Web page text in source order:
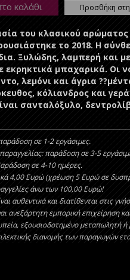
καλάθι Προσθήκη
του κλασικού αρώματος
το 2018. Η
Ξυλώδης, λαμπερή και
εκρηκτικά μπαχαρικά. Οι
λεμόνι και άγρια
κόλιανδρος και
σανταλόξυλο,
σε 1-2 εργάσιμες.
παράδοση σε 3-5
σε 4-10 ημέρες.
4,00 Ευρώ (χρέωση 5 Ευρώ σε
άνω των 100,00 Ευρώ!
αυθεντικά και διατίθενται στις
ανεξάρτητη εμπορική επιχείρηση
εξουσιοδοτημένο μεταπωλητή ή
διανομής των παραγωγών